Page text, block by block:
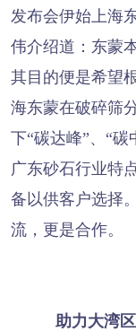
发布会伊始上海
伟介绍道：东蒙
其目的便是希望
海东蒙在破碎筛
下“碳达峰”、“
广东砂石行业特
备以供客户选择
流，更是合作。
助力大湾